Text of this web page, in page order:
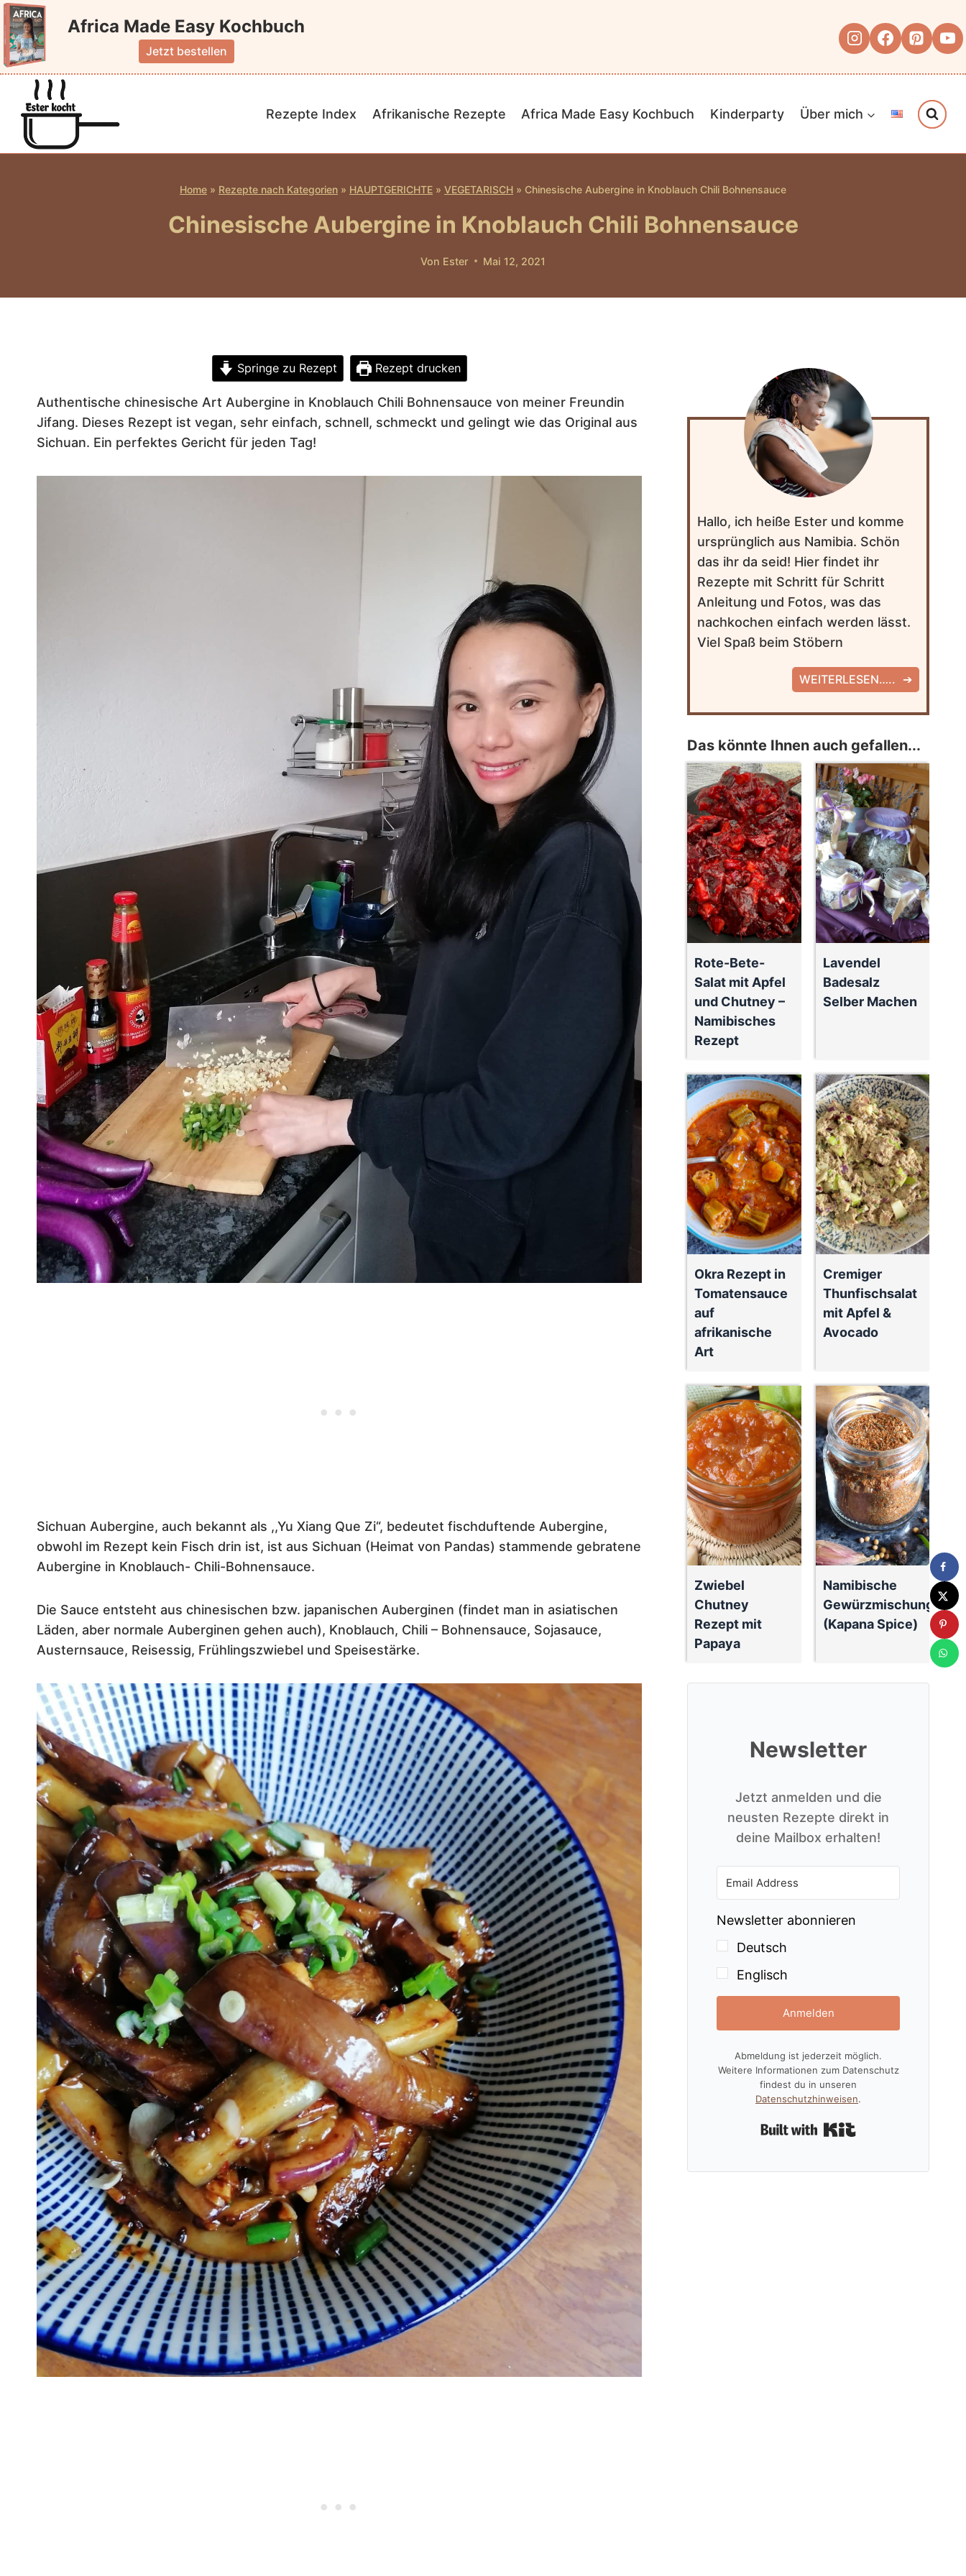
Zum
Inhalt
springen
Africa Made Easy Kochbuch
Jetzt bestellen
Rezepte Index Afrikanische Rezepte Africa Made Easy Kochbuch Kinderparty Über mich
Home » Rezepte nach Kategorien » HAUPTGERICHTE » VEGETARISCH » Chinesische Aubergine in Knoblauch Chili Bohnensauce
Chinesische Aubergine in Knoblauch Chili Bohnensauce
Von Ester Mai 12, 2021
Springe zu Rezept Rezept drucken
Authentische chinesische Art Aubergine in Knoblauch Chili Bohnensauce von meiner Freundin
Jifang. Dieses Rezept ist vegan, sehr einfach, schnell, schmeckt und gelingt wie das Original aus
Sichuan. Ein perfektes Gericht für jeden Tag!
Sichuan Aubergine, auch bekannt als ,,Yu Xiang Que Zi“, bedeutet fischduftende Aubergine,
obwohl im Rezept kein Fisch drin ist, ist aus Sichuan (Heimat von Pandas) stammende gebratene
Aubergine in Knoblauch- Chili-Bohnensauce.
Die Sauce entsteht aus chinesischen bzw. japanischen Auberginen (findet man in asiatischen
Läden, aber normale Auberginen gehen auch), Knoblauch, Chili – Bohnensauce, Sojasauce,
Austernsauce, Reisessig, Frühlingszwiebel und Speisestärke.
Hallo, ich heiße Ester und komme
ursprünglich aus Namibia. Schön
das ihr da seid! Hier findet ihr
Rezepte mit Schritt für Schritt
Anleitung und Fotos, was das
nachkochen einfach werden lässt.
Viel Spaß beim Stöbern
WEITERLESEN…..
Das könnte Ihnen auch gefallen...
Rote-Bete-
Salat mit Apfel
und Chutney –
Namibisches
Rezept
Lavendel
Badesalz
Selber Machen
Okra Rezept in
Tomatensauce
auf
afrikanische
Art
Cremiger
Thunfischsalat
mit Apfel &
Avocado
Zwiebel
Chutney
Rezept mit
Papaya
Namibische
Gewürzmischung
(Kapana Spice)
Newsletter
Jetzt anmelden und die
neusten Rezepte direkt in
deine Mailbox erhalten!
Newsletter abonnieren
Deutsch
Englisch
Anmelden
Abmeldung ist jederzeit möglich.
Weitere Informationen zum Datenschutz
findest du in unseren
Datenschutzhinweisen.